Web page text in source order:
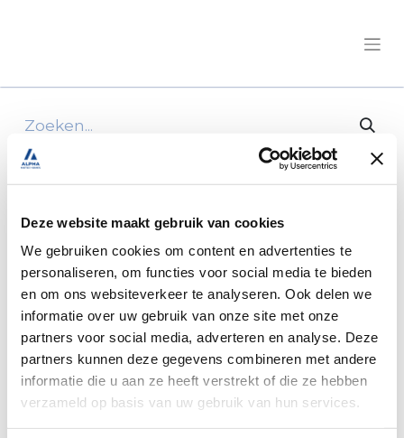
Deze website maakt gebruik van cookies
We gebruiken cookies om content en advertenties te
personaliseren, om functies voor social media te bieden
en om ons websiteverkeer te analyseren. Ook delen we
informatie over uw gebruik van onze site met onze
partners voor social media, adverteren en analyse. Deze
partners kunnen deze gegevens combineren met andere
informatie die u aan ze heeft verstrekt of die ze hebben
verzameld op basis van uw gebruik van hun services.
Alle producten
Le Voyageur/LV 7.2 GJF - Fiat - 180pk -